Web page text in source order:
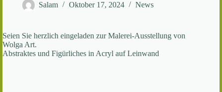
Salam Oktober 17, 2024 News
Seien Sie herzlich eingeladen zur Malerei-Ausstellung von
Wolga Art.
Abstraktes und Figürliches in Acryl auf Leinwand